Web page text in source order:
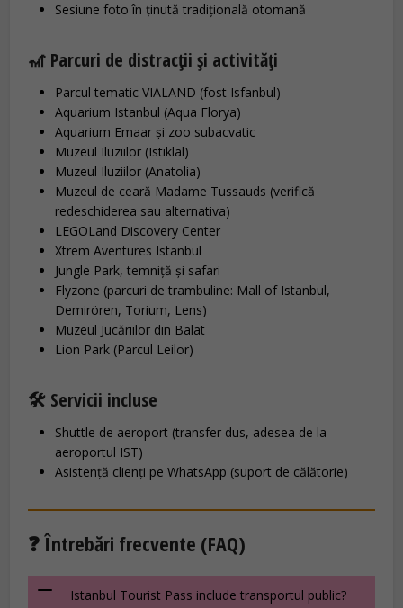
Sesiune foto în ținută tradițională otomană
🎢 Parcuri de distracții și activități
Parcul tematic VIALAND (fost Isfanbul)
Aquarium Istanbul (Aqua Florya)
Aquarium Emaar și zoo subacvatic
Muzeul Iluziilor (Istiklal)
Muzeul Iluziilor (Anatolia)
Muzeul de ceară Madame Tussauds (verifică
redeschiderea sau alternativa)
LEGOLand Discovery Center
Xtrem Aventures Istanbul
Jungle Park, temniță și safari
Flyzone (parcuri de trambuline: Mall of Istanbul,
Demirören, Torium, Lens)
Muzeul Jucăriilor din Balat
Lion Park (Parcul Leilor)
🛠️ Servicii incluse
Shuttle de aeroport (transfer dus, adesea de la
aeroportul IST)
Asistență clienți pe WhatsApp (suport de călătorie)
❓ Întrebări frecvente (FAQ)
Istanbul Tourist Pass include transportul public?